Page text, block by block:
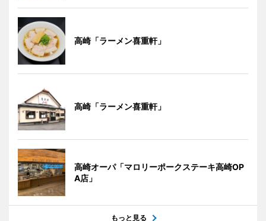
高崎「ラーメン喜重軒」
高崎「ラーメン喜重軒」
高崎オーパ「マロリーポークステーキ高崎OP
A店」
もっと見る